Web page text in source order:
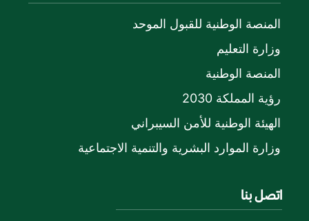
المنصة الوطنية للقبول الموحد
وزارة التعليم
المنصة الوطنية
رؤية المملكة 2030
الهيئة الوطنية للأمن السيبراني
وزارة الموارد البشرية والتنمية الاجتماعية
اتصل بنا